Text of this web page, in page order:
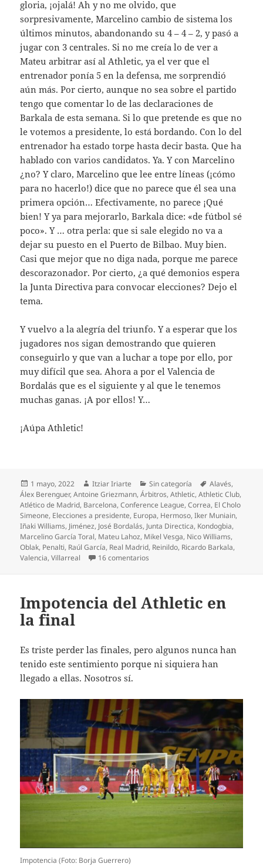
gloria, ¡ojalá! Ah y no me olvido, que
sorpresivamente, Marcelino cambio de sistema los
últimos minutos, abandonando su 4 – 4 – 2, y pasó a
jugar con 3 centrales. Si no me creía lo de ver a
Mateu arbitrar así al Athletic, ya el ver que el
entrenador ponía 5 en la defensa, me sorprendió
aún más. Por cierto, aunque no sea sobre el partido
tengo que comentar lo de las declaraciones de
Barkala de esta semana. Si lo que pretende es que no
le votemos a presidente, lo está bordando. Con lo del
entrenador ha estado torpe hasta decir basta. Que ha
hablado con varios candidatos. Ya. Y con Marcelino
¿no? Y claro, Marcelino que lee entre líneas (¡cómo
para no hacerlo!) dice que no parece que él sea una
primera opción… Efectivamente, no parece ¡Qué
bien! Y ya para mejorarlo, Barkala dice: «de fútbol sé
poco». Y … otra perla: que si sale elegido no va a
dejar su puesto en el Puerto de Bilbao. Muy bien.
Casi que mejor que no diga nada, porque me parece
descorazonador. Por cierto, ¿a qué demonios espera
la Junta Directiva para convocar elecciones? Dejo el
tema.
Y vuelvo a la alegría del triunfo. Y a esperar que los
jugadores nos sigan demostrando que quieren
conseguirlo y que van a luchar a tope por ello, por
muy difícil que sea. Ahora a por el Valencia de
Bordalás que es el siguiente y al que le tenemos
muchas ganas. ¡A por ellos! Y…
¡Aúpa Athletic!
Publicado
el
1 mayo, 2022 Autor
Itziar Iriarte Categorías
Sin categoría Etiquetas
Alavés,
Álex Berenguer,Antoine Griezmann,Árbitros,Athletic,Athletic Club,
Atlético de Madrid, Barcelona,Conference League,Correa, El Cholo
Simeone, Elecciones a presidente, Europa, Hermoso,Iker Muniain,
Iñaki Williams, Jiménez, José Bordalás, Junta Directica, Kondogbia,
Marcelino García Toral, Mateu Lahoz, Mikel Vesga, Nico Williams,
Oblak, Penalti, Raúl García, Real Madrid, Reinildo, Ricardo Barkala,
Valencia,Villarreal 16 comentarios
Impotencia del Athletic en
la final
Es triste perder las finales, pero algunos nunca han
tenido este sentimiento porque ni siquiera han
llegado a ellas. Nosotros sí.
Impotencia (Foto: Borja Guerrero)